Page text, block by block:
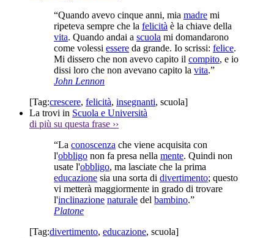
“Quando avevo cinque anni, mia madre mi
ripeteva sempre che la felicità è la chiave della
vita. Quando andai a scuola mi domandarono
come volessi essere da grande. Io scrissi: felice.
Mi dissero che non avevo capito il compito, e io
dissi loro che non avevano capito la vita.”
John Lennon
[Tag:crescere, felicità, insegnanti, scuola]
La trovi in Scuola e Università
di più su questa frase ››
“La conoscenza che viene acquisita con
l'obbligo non fa presa nella mente. Quindi non
usate l'obbligo, ma lasciate che la prima
educazione sia una sorta di divertimento; questo
vi metterà maggiormente in grado di trovare
l'inclinazione naturale del bambino.”
Platone
[Tag:divertimento, educazione, scuola]